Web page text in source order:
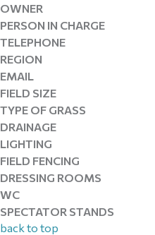
OWNER
PERSON IN CHARGE
TELEPHONE
REGION
EMAIL
FIELD SIZE
TYPE OF GRASS
DRAINAGE
LIGHTING
FIELD FENCING
DRESSING ROOMS
WC
SPECTATOR STANDS
back to top